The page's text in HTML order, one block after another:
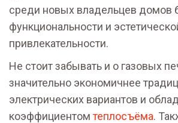
среди новых владельцев домов
функциональности и
привлекательности.
Не стоит забывать и о газовых
значительно экономичнее
электрических вариантов и
коэффициентомтеплосъёма.